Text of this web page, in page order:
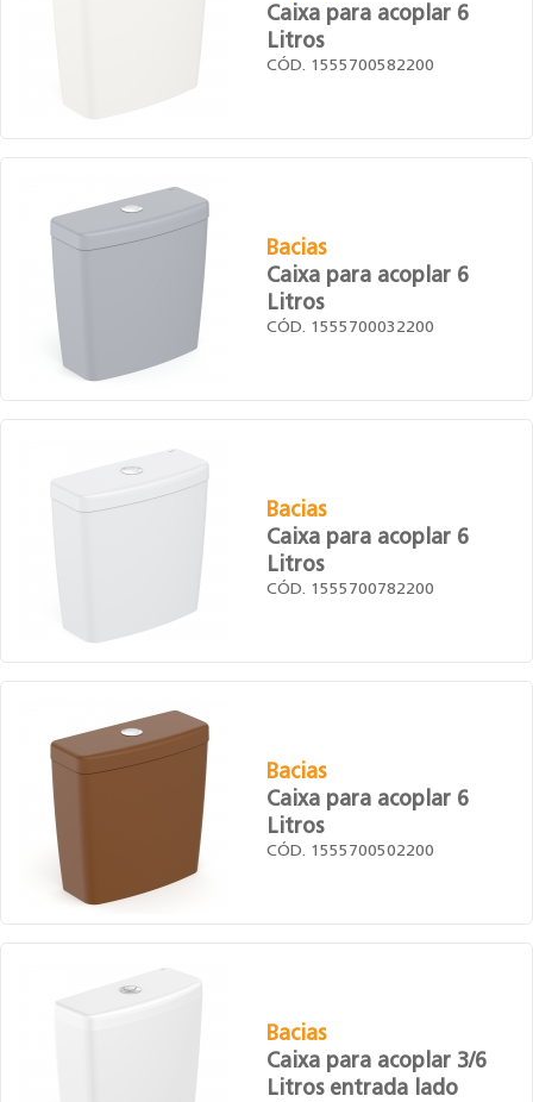
Caixa para acoplar 6
Litros
CÓD. 1555700582200
Bacias
Caixa para acoplar 6
Litros
CÓD. 1555700032200
Bacias
Caixa para acoplar 6
Litros
CÓD. 1555700782200
Bacias
Caixa para acoplar 6
Litros
CÓD. 1555700502200
Bacias
Caixa para acoplar 3/6
Litros entrada lado